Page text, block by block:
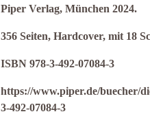
Piper Verlag, München 2024.
356 Seiten, Hardcover, mit 18
ISBN 978-3-492-07084-3
https://www.piper.de/buecher/
3-492-07084-3